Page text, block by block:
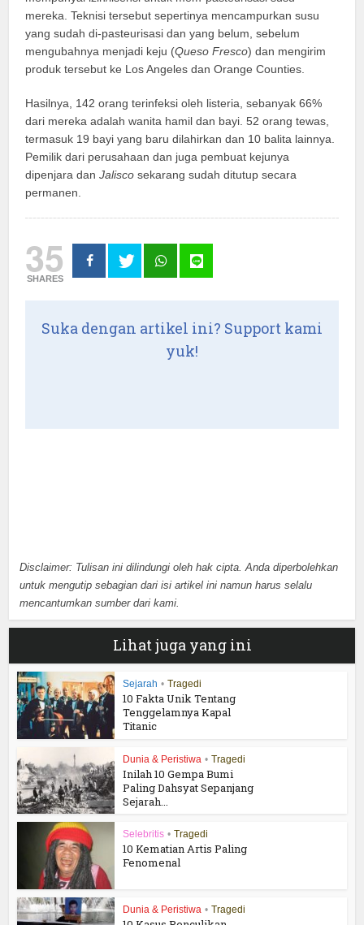
mereka. Teknisi tersebut sepertinya mencampurkan susu
yang sudah di-pasteurisasi dan yang belum, sebelum
mengubahnya menjadi keju (Queso Fresco) dan mengirim
produk tersebut ke Los Angeles dan Orange Counties.
Hasilnya, 142 orang terinfeksi oleh listeria, sebanyak 66%
dari mereka adalah wanita hamil dan bayi. 52 orang tewas,
termasuk 19 bayi yang baru dilahirkan dan 10 balita lainnya.
Pemilik dari perusahaan dan juga pembuat kejunya
dipenjara danJalisco sekarang sudah ditutup secara
permanen.
35
SHARES
Suka dengan artikel ini? Support kami
yuk!
Disclaimer: Tulisan ini dilindungi oleh hak cipta. Anda diperbolehkan
untuk mengutip sebagian dari isi artikel ini namun harus selalu
mencantumkan sumber dari kami.
Lihat juga yang ini
Sejarah • Tragedi
10 Fakta Unik Tentang
Tenggelamnya Kapal
Titanic
Dunia & Peristiwa • Tragedi
Inilah 10 Gempa Bumi
Paling Dahsyat Sepanjang
Sejarah...
Selebritis • Tragedi
10 Kematian Artis Paling
Fenomenal
Dunia & Peristiwa • Tragedi